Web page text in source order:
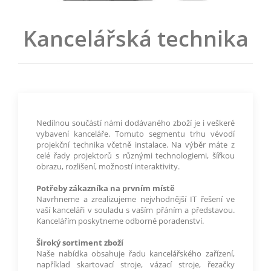
Kancelářská technika
Nedílnou součástí námi dodávaného zboží je i veškeré
vybavení kanceláře. Tomuto segmentu trhu vévodí
projekční technika včetně instalace. Na výběr máte z
celé řady projektorů s různými technologiemi, šířkou
obrazu, rozlišení, možností interaktivity.
Potřeby zákazníka na prvním místě
Navrhneme a zrealizujeme nejvhodnější IT řešení ve
vaší kanceláři v souladu s vaším přáním a představou.
Kancelářím poskytneme odborné poradenství.
Široký sortiment zboží
Naše nabídka obsahuje řadu kancelářského zařízení,
například skartovací stroje, vázací stroje, řezačky